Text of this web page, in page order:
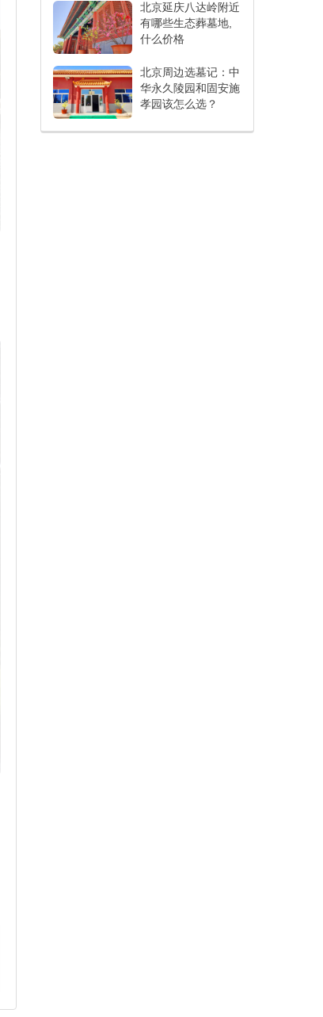
北京延庆八达岭附近
有哪些生态葬墓地,
什么价格
北京周边选墓记：中
华永久陵园和固安施
孝园该怎么选？